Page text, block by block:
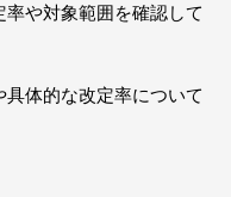
や対象範囲を確認して
体的な改定率について